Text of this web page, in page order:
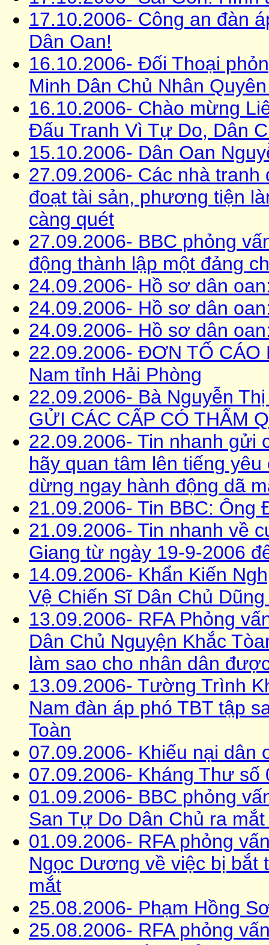
17.10.2006- Công an đàn
Dân Oan!
16.10.2006- Đối Thoại
Minh Dân Chủ Nhân
16.10.2006- Chào mừng
Đấu Tranh Vì Tự Do, Dân
15.10.2006- Dân Oan
27.09.2006- Các nhà
đoạt tài sản, phương tiện
càng quét
27.09.2006- BBC phỏng
động thành lập một đảng
24.09.2006- Hồ sơ dân
24.09.2006- Hồ sơ dân
24.09.2006- Hồ sơ dân
22.09.2006- ĐƠN TỐ CÁO
Nam tỉnh Hải Phòng
22.09.2006- Bà Nguyễn
GỬI CÁC CẤP CÓ THẨM
22.09.2006- Tin nhanh gửi
hãy quan tâm lên tiếng
dừng ngay hành động dã
21.09.2006- Tin BBC:
21.09.2006- Tin nhanh về
Giang từ ngày 19-9-2006
14.09.2006- Khẩn Kiến
Vệ Chiến Sĩ Dân Chủ
13.09.2006- RFA Phỏng
Dân Chủ Nguyện Khắc
làm sao cho nhân dân
13.09.2006- Tường Trình
Nam đàn áp phó TBT tập
Toàn
07.09.2006- Khiếu nại dân
07.09.2006- Kháng Thư số
01.09.2006- BBC phỏng
San Tự Do Dân Chủ ra
01.09.2006- RFA phỏng
Ngọc Dương về việc bị bắt
mắt
25.08.2006- Phạm Hồng
25.08.2006- RFA phỏng